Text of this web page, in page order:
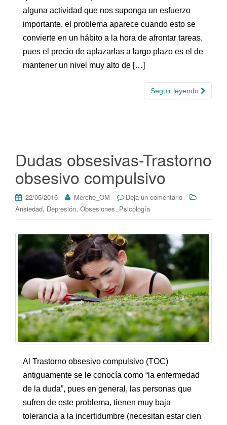
alguna actividad que nos suponga un esfuerzo
importante, el problema aparece cuando esto se
convierte en un hábito a la hora de afrontar tareas,
pues el precio de aplazarlas a largo plazo es el de
mantener un nivel muy alto de […]
Seguir leyendo
Dudas obsesivas-Trastorno
obsesivo compulsivo
22/05/2016 Merche_OM
Deja un comentario
Ansiedad, Depresión, Obsesiones, Psicología
Al Trastorno obsesivo compulsivo (TOC)
antiguamente se le conocía como “la enfermedad
de la duda”, pues en general, las personas que
sufren de este problema, tienen muy baja
tolerancia a la incertidumbre (necesitan estar cien